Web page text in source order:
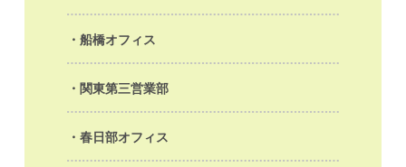
船橋オフィス
関東第三営業部
春日部オフィス